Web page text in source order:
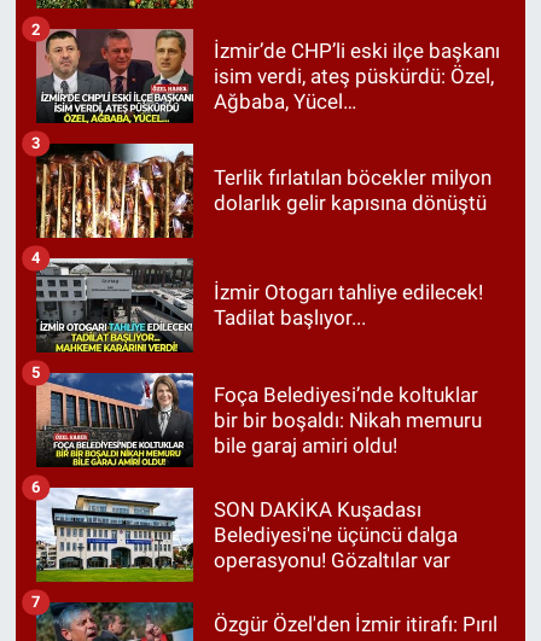
İzmir’de CHP’li eski ilçe başkanı
isim verdi, ateş püskürdü: Özel,
Ağbaba, Yücel…
2
Terlik fırlatılan böcekler milyon
dolarlık gelir kapısına dönüştü
3
İzmir Otogarı tahliye edilecek!
Tadilat başlıyor...
4
Foça Belediyesi’nde koltuklar
bir bir boşaldı: Nikah memuru
bile garaj amiri oldu!
5
SON DAKİKA Kuşadası
Belediyesi'ne üçüncü dalga
operasyonu! Gözaltılar var
6
Özgür Özel'den İzmir itirafı: Pırıl
7